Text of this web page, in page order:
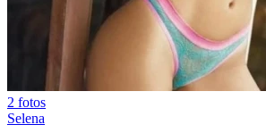
2 fotos
Selena